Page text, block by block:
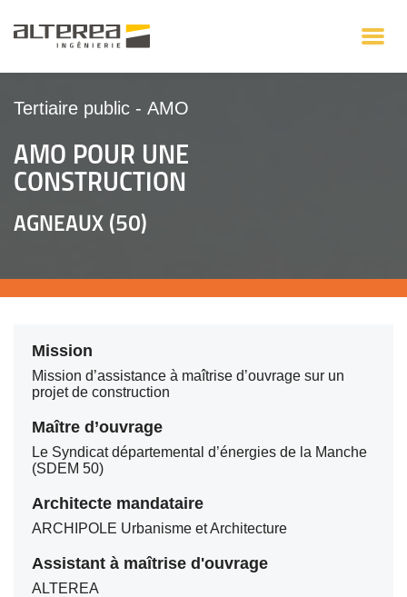
Tertiaire public - AMO
AMO POUR UNE
CONSTRUCTION
AGNEAUX (50)
Mission
Mission d’assistance à maîtrise d’ouvrage sur un
projet de construction
Maître d’ouvrage
Le Syndicat départemental d’énergies de la Manche
(SDEM 50)
Architecte mandataire
ARCHIPOLE Urbanisme et Architecture
Assistant à maîtrise d'ouvrage
ALTEREA